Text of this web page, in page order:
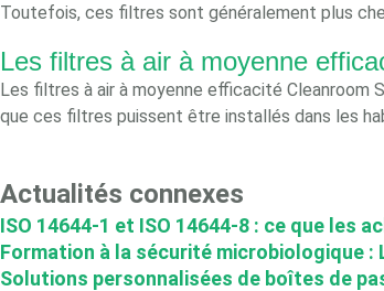
Toutefois, ces filtres sont généralement plus
Les filtres à air à moyenne
Les filtres à air à moyenne efficacité Cleanroom
que ces filtres puissent être installés dans les
Actualités connexes
ISO 14644-1 et ISO 14644-8 : ce que
Formation à la sécurité microbiologique :
Solutions personnalisées de boîtes de